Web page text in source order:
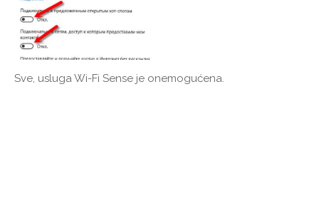
Sve, usluga Wi-Fi Sense je onemogućena.